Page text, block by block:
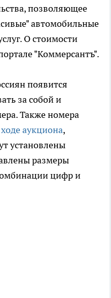
позволяющее
автомобильные
О стоимости
"Коммерсантъ".
появится
за собой и
Также номера
аукциона,
установлены
размеры
цифр и